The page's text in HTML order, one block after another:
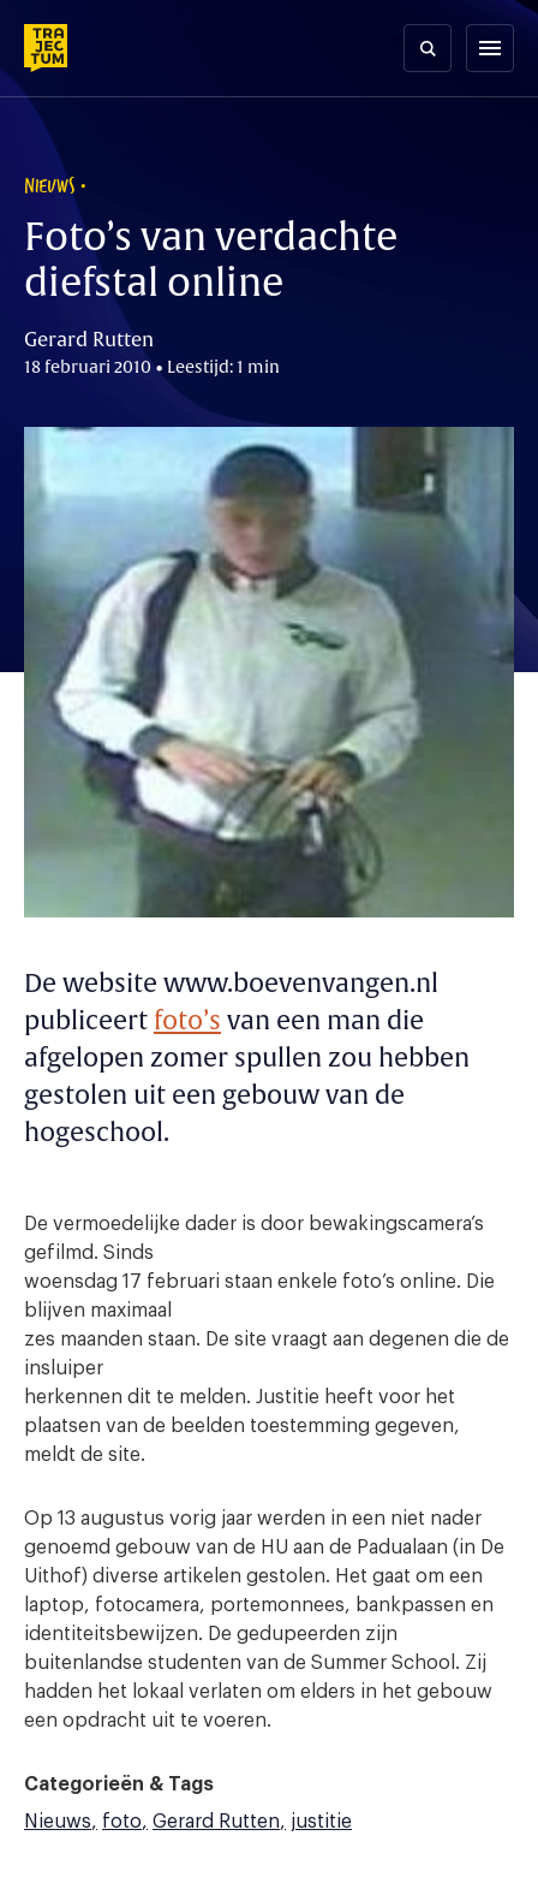
content
menu
NIEUWS
Foto’s van verdachte
diefstal online
Gerard Rutten
18 februari 2010 • Leestijd: 1 min
De website www.boevenvangen.nl
publiceert foto’s van een man die
afgelopen zomer spullen zou hebben
gestolen uit een gebouw van de
hogeschool.
De vermoedelijke dader is door bewakingscamera’s
gefilmd. Sinds
woensdag 17 februari staan enkele foto’s online. Die
blijven maximaal
zes maanden staan. De site vraagt aan degenen die de
insluiper
herkennen dit te melden. Justitie heeft voor het
plaatsen van de beelden toestemming gegeven,
meldt de site.
Op 13 augustus vorig jaar werden in een niet nader
genoemd gebouw van de HU aan de Padualaan (in De
Uithof) diverse artikelen gestolen. Het gaat om een
laptop, fotocamera, portemonnees, bankpassen en
identiteitsbewijzen. De gedupeerden zijn
buitenlandse studenten van de Summer School. Zij
hadden het lokaal verlaten om elders in het gebouw
een opdracht uit te voeren.
Categorieën & Tags
Nieuws
foto Gerard Rutten justitie